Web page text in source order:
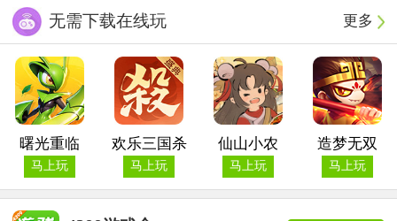
更多
无需下载在线玩
曙光重临
马上玩
欢乐三国杀
马上玩
仙山小农
马上玩
造梦无双
马上玩